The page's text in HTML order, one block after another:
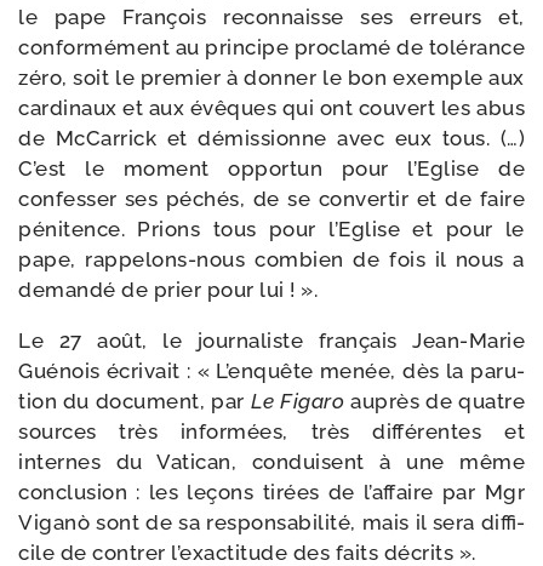
le pape François recon­naisse ses erreurs et,
confor­mé­ment au prin­cipe pro­cla­mé de tolé­rance
zéro, soit le pre­mier à don­ner le bon exemple aux
car­di­naux et aux évêques qui ont cou­vert les abus
de McCarrick et démis­sionne avec eux tous. (…)
C’est le moment oppor­tun pour l’Eglise de
confes­ser ses péchés, de se conver­tir et de faire
péni­tence. Prions tous pour l’Eglise et pour le
pape, rappelons-​nous com­bien de fois il nous a
deman­dé de prier pour lui ! ».
Le 27 août, le jour­na­liste fran­çais Jean-​Marie
Guénois écri­vait : « L’enquête menée, dès la paru­
tion du docu­ment, par Le Figaro auprès de quatre
sources très infor­mées, très dif­fé­rentes et
internes du Vatican, conduisent à une même
conclu­sion : les leçons tirées de l’affaire par Mgr
Viganò sont de sa res­pon­sa­bi­li­té, mais il sera dif­fi­
cile de contrer l’exactitude des faits décrits ».